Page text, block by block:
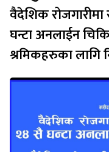
वैदेशिक
घन्टा अनलाईन
श्रमिकहरुका लागि